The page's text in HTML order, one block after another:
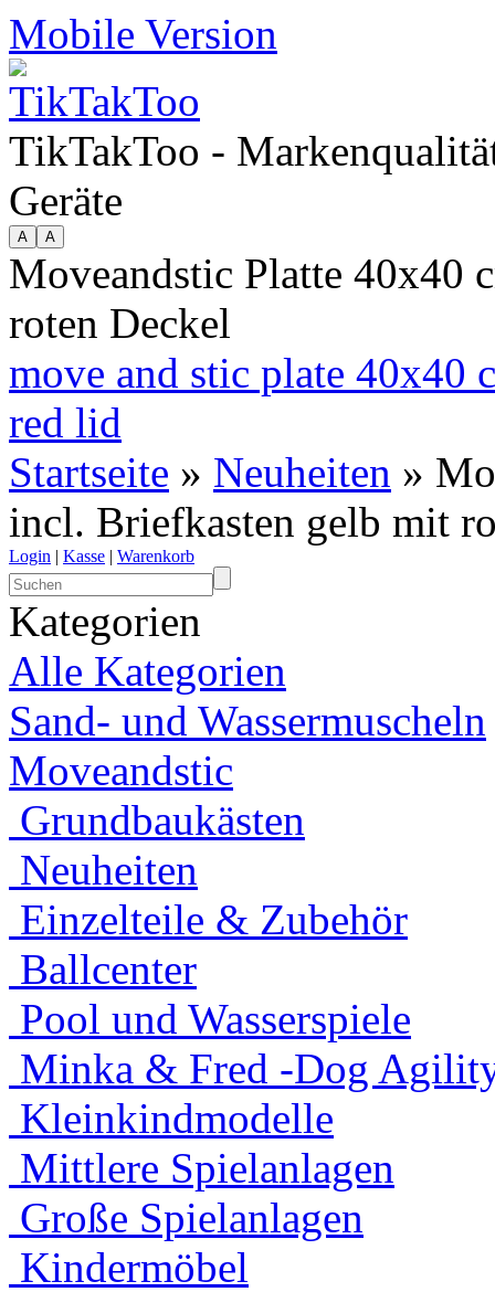
Mobile Version
TikTakToo -
Geräte
Moveandstic Platte 40x40
roten Deckel
move and stic plate
red lid
Startseite » Neuheiten »
incl. Briefkasten gelb mit
Login | Kasse | Warenkorb
Kategorien
Alle Kategorien
Sand- und Wassermuscheln
Moveandstic
Grundbaukästen
Neuheiten
Einzelteile & Zubehör
Ballcenter
Pool und Wasserspiele
Minka & Fred -Dog
Kleinkindmodelle
Mittlere Spielanlagen
Große Spielanlagen
Kindermöbel